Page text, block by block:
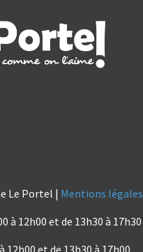
Le Portel | Mentions légales
à 12h00 et de 13h30 à 17h30
12h00 et de 13h30 à 17h00